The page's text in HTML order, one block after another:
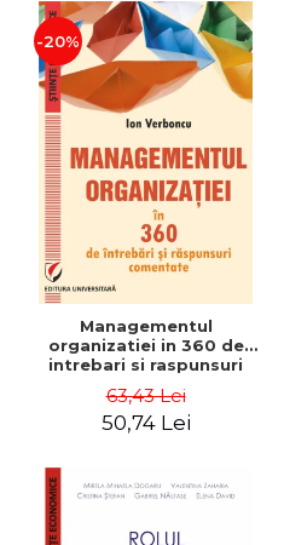
-20%
Managementul
organizatiei in 360 de
intrebari si raspunsuri
63,43 Lei
50,74 Lei